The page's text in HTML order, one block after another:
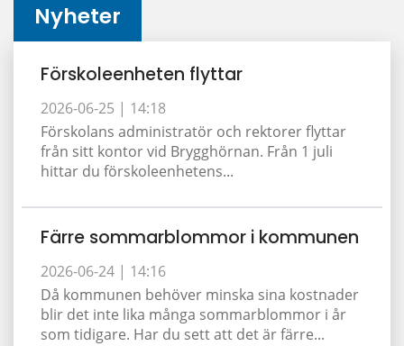
Nyheter
Förskoleenheten flyttar
2026-06-25 | 14:18
Förskolans administratör och rektorer flyttar
från sitt kontor vid Brygghörnan. Från 1 juli
hittar du förskoleenhetens...
Färre sommarblommor i kommunen
2026-06-24 | 14:16
Då kommunen behöver minska sina kostnader
blir det inte lika många sommarblommor i år
som tidigare. Har du sett att det är färre...